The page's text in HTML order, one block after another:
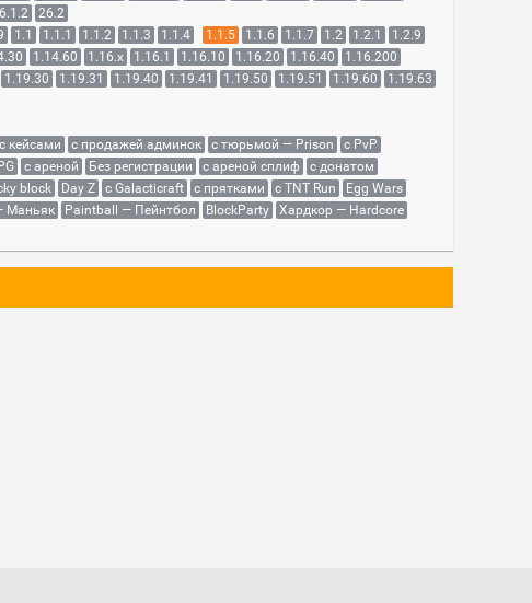
26.2
1.1 1.1.1 1.1.2 1.1.3 1.1.4 1.1.5 1.1.6 1.1.7 1.2 1.2.1
1.2.9
1.14.60 1.16.x 1.16.1 1.16.10 1.16.20 1.16.40
1.16.200
1.19.30 1.19.31 1.19.40 1.19.41 1.19.50 1.19.51 1.19.60
1.19.63
с кейсами с продажей админок с тюрьмой — Prison
с PvP
с ареной Без регистрации с ареной сплиф
с донатом
block Day Z с Galacticraft с прятками с TNT Run
Egg Wars
Маньяк Paintball — Пейнтбол BlockParty
Хардкор — Hardcore